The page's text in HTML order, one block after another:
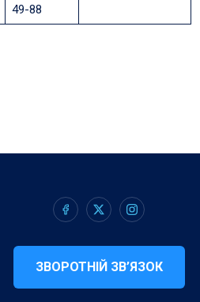
49-88
ЗВОРОТНІЙ ЗВ’ЯЗОК